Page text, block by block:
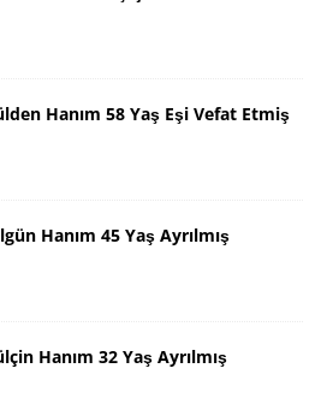
Hanım 58 Yaş Eşi Vefat Etmiş
Hanım 45 Yaş Ayrılmış
Hanım 32 Yaş Ayrılmış